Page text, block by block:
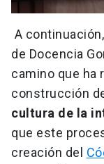
A
de Docencia
camino que ha
construcción
cultura de la
que este
creación del